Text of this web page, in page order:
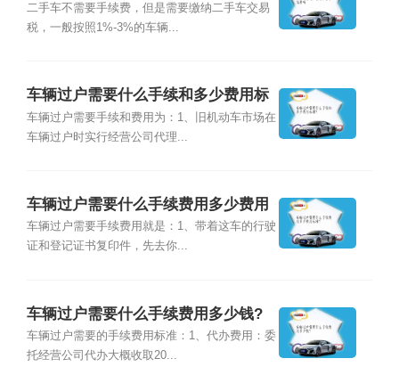
二手车不需要手续费，但是需要缴纳二手车交易
税，一般按照1%-3%的车辆...
车辆过户需要什么手续和多少费用标
准?
车辆过户需要手续和费用为：1、旧机动车市场在
车辆过户时实行经营公司代理...
车辆过户需要什么手续费用多少费用
标准?
车辆过户需要手续费用就是：1、带着这车的行驶
证和登记证书复印件，先去你...
车辆过户需要什么手续费用多少钱?
车辆过户需要的手续费用标准：1、代办费用：委
托经营公司代办大概收取20...